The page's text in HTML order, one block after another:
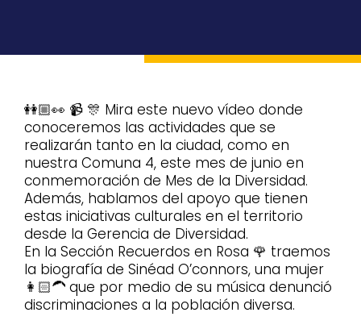
👭🏼👀 📹 🎊 Mira este nuevo vídeo donde
conoceremos las actividades que se
realizarán tanto en la ciudad, como en
nuestra Comuna 4, este mes de junio en
conmemoración de Mes de la Diversidad.
Además, hablamos del apoyo que tienen
estas iniciativas culturales en el territorio
desde la Gerencia de Diversidad.
En la Sección Recuerdos en Rosa 🌹 traemos
la biografía de Sinéad O’connors, una mujer
👩🏻‍🦱 que por medio de su música denunció
discriminaciones a la población diversa.